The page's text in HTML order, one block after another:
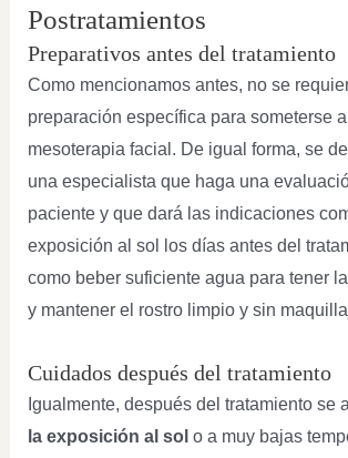
Postratamientos
Preparativos antes del tratamiento
Como mencionamos antes, no se
preparación específica para someterse
mesoterapia facial. De igual forma, se
una especialista que haga una
paciente y que dará las indicaciones
exposición al sol los días antes del
como beber suficiente agua para tener
y mantener el rostro limpio y sin
Cuidados después del tratamiento
Igualmente, después del tratamiento se
la exposición al sol o a muy bajas